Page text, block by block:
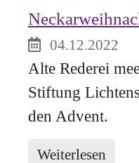
04.12.2022
Alte Rederei
Stiftung
den Advent.
Weiterlesen